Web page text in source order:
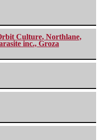
Culture, Northlane,
inc., Groza